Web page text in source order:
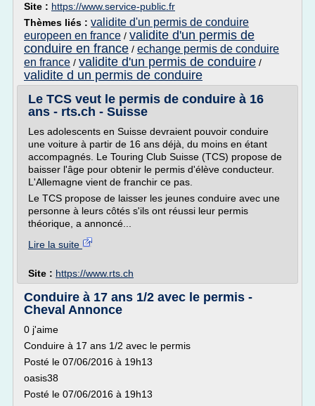
Site : https://www.service-public.fr
Thèmes liés : validite d'un permis de conduire
europeen en france / validite d'un permis de
conduire en france / echange permis de conduire
en france / validite d'un permis de conduire /
validite d un permis de conduire
Le TCS veut le permis de conduire à 16
ans - rts.ch - Suisse
Les adolescents en Suisse devraient pouvoir conduire
une voiture à partir de 16 ans déjà, du moins en étant
accompagnés. Le Touring Club Suisse (TCS) propose de
baisser l'âge pour obtenir le permis d'élève conducteur.
L'Allemagne vient de franchir ce pas.
Le TCS propose de laisser les jeunes conduire avec une
personne à leurs côtés s'ils ont réussi leur permis
théorique, a annoncé...
Lire la suite
Site : https://www.rts.ch
Conduire à 17 ans 1/2 avec le permis -
Cheval Annonce
0 j'aime
Conduire à 17 ans 1/2 avec le permis
Posté le 07/06/2016 à 19h13
oasis38
Posté le 07/06/2016 à 19h13